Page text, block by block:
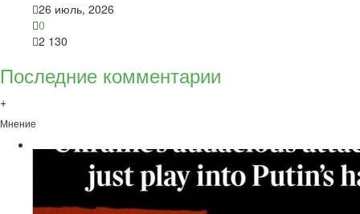
26 июль, 2026
0
2 130
Последние комментарии
+
Мнение